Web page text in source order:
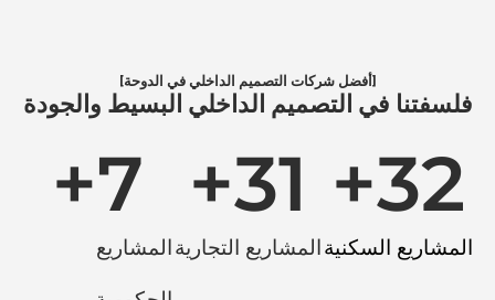
[أفضل شركات التصميم الداخلي في الدوحة]
فلسفتنا في التصميم الداخلي البسيط والجودة
المشاريع السكنية
32
+
المشاريع التجارية
31
+
المشاريع
7
+